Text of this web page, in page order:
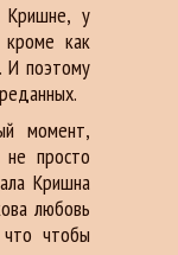
Кришне, у
кроме как
И поэтому
момент,
не просто
Кришна
любовь
что чтобы